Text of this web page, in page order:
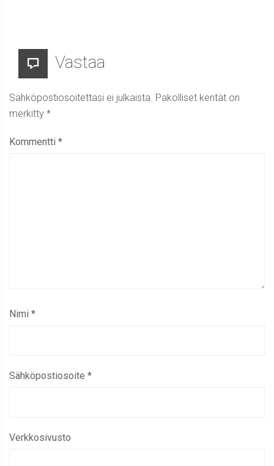
Vastaa
Sähköpostiosoitettasi ei julkaista. Pakolliset kentät on
merkitty *
Kommentti *
Nimi *
Sähköpostiosoite *
Verkkosivusto